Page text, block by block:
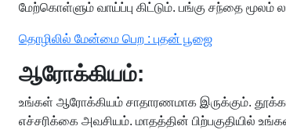
மேற்கொள்ளும் வாய்ப்பு கிட்டும். பங்கு சந்தை மூலம்
தொழிலில் மேன்மை பெற : புதன் பூஜை
ஆரோக்கியம்:
உங்கள் ஆரோக்கியம் சாதாரணமாக இருக்கும்.
எச்சரிக்கை அவசியம். மாதத்தின் பிற்பகுதியில்